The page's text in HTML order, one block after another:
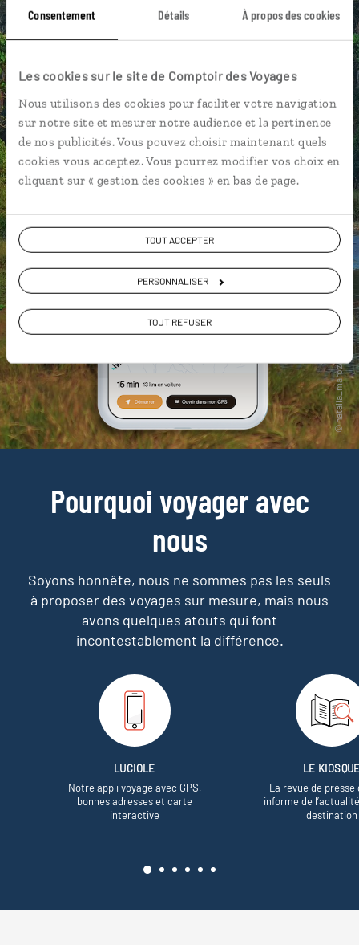
Consentement Détails À propos des cookies
Les cookies sur le site de Comptoir des Voyages
Nous utilisons des cookies pour faciliter votre navigation
sur notre site et mesurer notre audience et la pertinence
de nos publicités. Vous pouvez choisir maintenant quels
cookies vous acceptez. Vous pourrez modifier vos choix en
cliquant sur « gestion des cookies » en bas de page.
TOUT ACCEPTER
PERSONNALISER
TOUT REFUSER
DÉCOUVRIR LUCIOLE
Pourquoi voyager avec
nous
Soyons honnête, nous ne sommes pas les seuls
à proposer des voyages sur mesure, mais nous
avons quelques atouts qui font
incontestablement la différence.
LUCIOLE
Notre appli voyage avec GPS,
bonnes adresses et carte
interactive
LE
La revue de presse
informe de
destination